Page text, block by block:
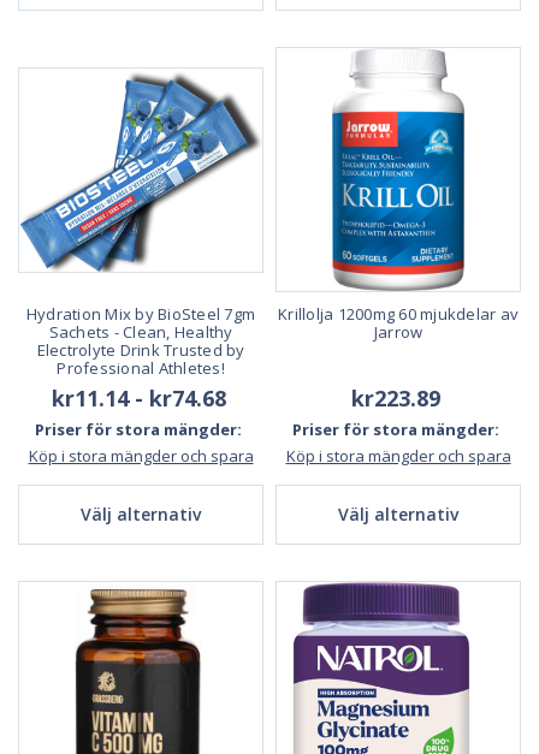
Hydration Mix by BioSteel 7gm
Sachets - Clean, Healthy
Electrolyte Drink Trusted by
Professional Athletes!
kr11.14 - kr74.68
Priser för stora mängder:
Köp i stora mängder och spara
Välj alternativ
Krillolja 1200mg 60 mjukdelar av
Jarrow
kr223.89
Priser för stora mängder:
Köp i stora mängder och spara
Välj alternativ